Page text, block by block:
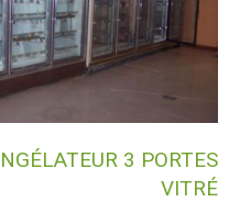
3 PORTES
VITRÉ